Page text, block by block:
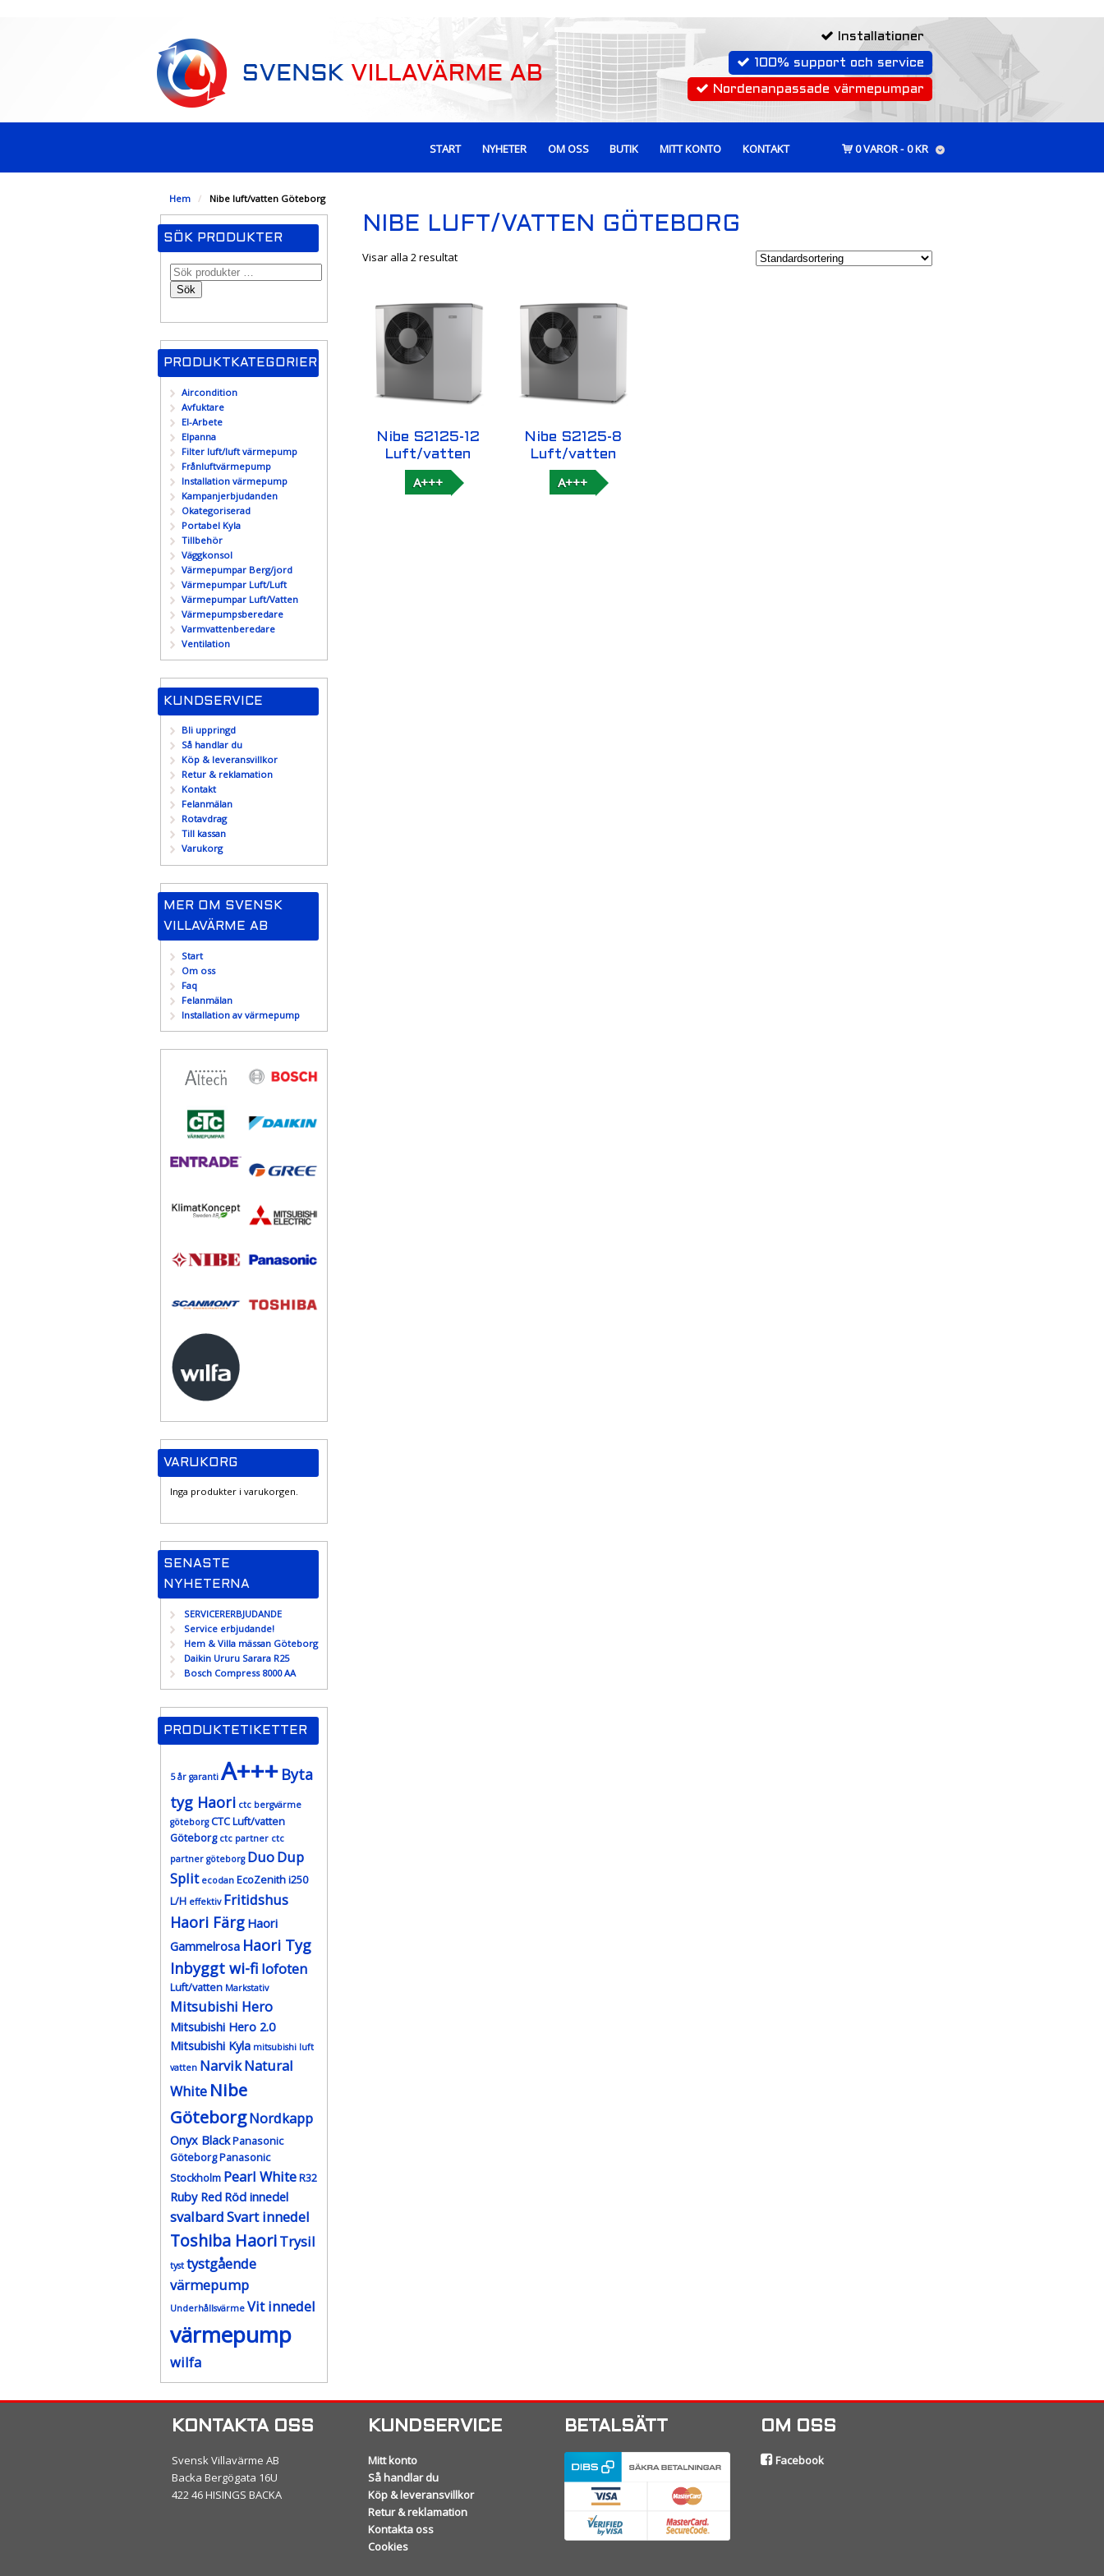
Installationer
100% support och service
Nordenanpassade värmepumpar
START NYHETER OM OSS BUTIK MITT KONTO KONTAKT 0 VAROR 0 KR
Hem / Nibe luft/vatten Göteborg
NIBE LUFT/VATTEN GÖTEBORG
Visar alla 2 resultat
Nibe S2125-12
Luft/vatten
A+++
Nibe S2125-8
Luft/vatten
A+++
SÖK PRODUKTER
Sök
PRODUKTKATEGORIER
Aircondition
Avfuktare
El-Arbete
Elpanna
Filter luft/luft värmepump
Frånluftvärmepump
Installation värmepump
Kampanjerbjudanden
Okategoriserad
Portabel Kyla
Tillbehör
Väggkonsol
Värmepumpar Berg/jord
Värmepumpar Luft/Luft
Värmepumpar Luft/Vatten
Värmepumpsberedare
Varmvattenberedare
Ventilation
KUNDSERVICE
Bli uppringd
Så handlar du
Köp & leveransvillkor
Retur & reklamation
Kontakt
Felanmälan
Rotavdrag
Till kassan
Varukorg
MER OM SVENSK
VILLAVÄRME AB
Start
Om oss
Faq
Felanmälan
Installation av värmepump
VARUKORG
Inga produkter i varukorgen.
SENASTE
NYHETERNA
SERVICERERBJUDANDE
Service erbjudande!
Hem & Villa mässan Göteborg
Daikin Ururu Sarara R25
Bosch Compress 8000 AA
PRODUKTETIKETTER
5 år garanti A+++ Byta
tyg Haori ctc bergvärme
göteborg CTC Luft/vatten
Göteborg ctc partner ctc
partner göteborg DuoDup
Split ecodan EcoZenith i250
L/H effektiv Fritidshus
Haori Färg Haori
Gammelrosa Haori Tyg
Inbyggt wi-fi lofoten
Luft/vatten Markstativ
Mitsubishi Hero
Mitsubishi Hero 2.0
Mitsubishi Kyla mitsubishi luft
vatten NarvikNatural
White Nibe
GöteborgNordkapp
Onyx Black Panasonic
Göteborg Panasonic
Stockholm Pearl White R32
Ruby Red Röd innedel
svalbardSvart innedel
Toshiba HaoriTrysil
tyst tystgående
värmepump
Underhållsvärme Vit innedel
värmepump
wilfa
KONTAKTA OSS
Svensk Villavärme AB
Backa Bergögata 16U
422 46 HISINGS BACKA
KUNDSERVICE
Mitt konto
Så handlar du
Köp & leveransvillkor
Retur & reklamation
Kontakta oss
Cookies
BETALSÄTT OM OSS
Facebook